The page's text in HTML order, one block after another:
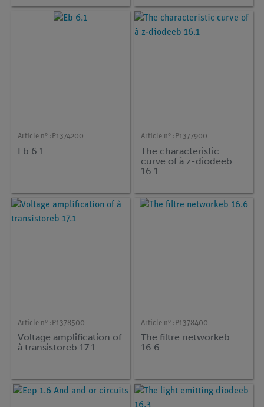
Article n° : P1374200
Eb 6.1
Article n° : P1377900
The characteristic
curve of à z-diodeeb
16.1
Article n° : P1378500
Voltage amplification of
à transistoreb 17.1
Article n° : P1378400
The filtre networkeb
16.6